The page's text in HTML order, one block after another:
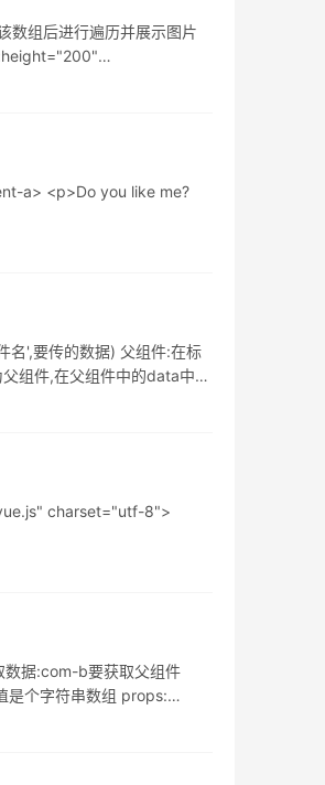
数组后进行遍历并展示图片
a> <p>Do you like me?
名',要传的数据) 父组件:在标
组件,在父组件中的data中初
charset="utf-8">
数据:com-b要获取父组件
是个字符串数组 props: